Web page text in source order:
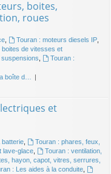
boites,
roues
, Touran : moteurs diesels IP,
boites de vitesses et
Touran :
boîte d…
et
batterie,
Touran : phares, feux,
lave-glace,
Touran : ventilation,
hayon, capot, vitres, serrures,
: Les aides à la conduite,